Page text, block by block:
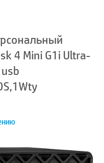
4 Mini G1i Ultra-